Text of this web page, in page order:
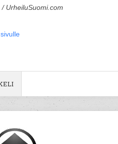
UrheiluSuomi.com